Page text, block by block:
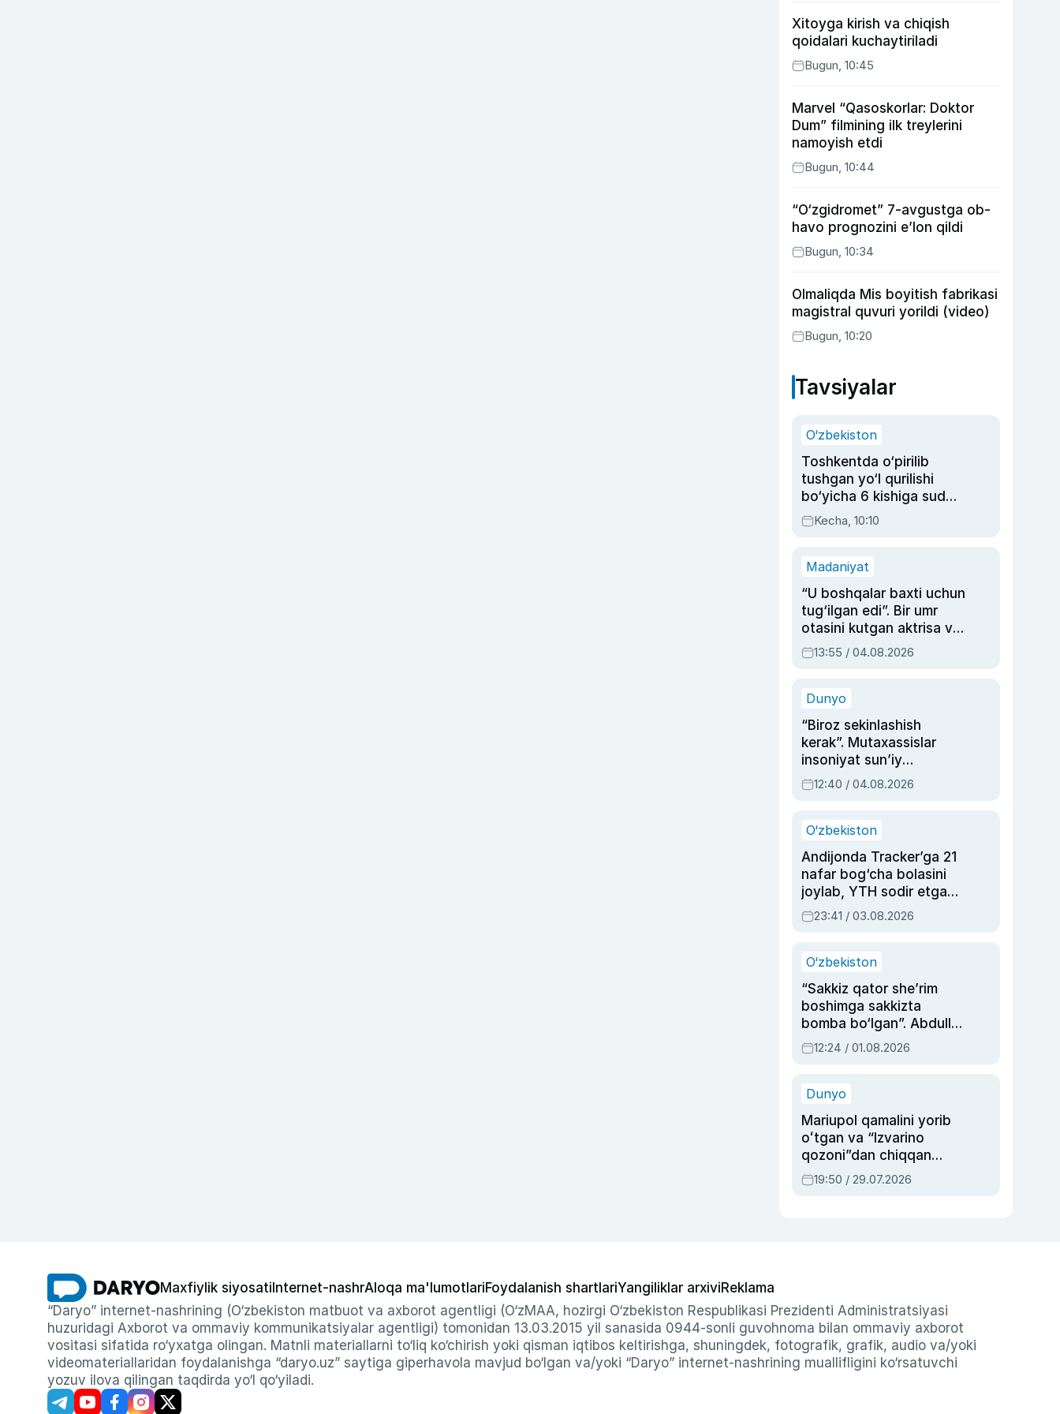
Xitoyga kirish va chiqish
qoidalari kuchaytiriladi
Bugun, 10:45
Marvel “Qasoskorlar: Doktor
Dum” filmining ilk treylerini
namoyish etdi
Bugun, 10:44
“O‘zgidromet” 7-avgustga ob-
havo prognozini e’lon qildi
Bugun, 10:34
Olmaliqda Mis boyitish fabrikasi
magistral quvuri yorildi (video)
Bugun, 10:20
Tavsiyalar
O‘zbekiston
Toshkentda o‘pirilib
tushgan yo‘l qurilishi
bo‘yicha 6 kishiga sud
hukmi o‘qildi
Kecha, 10:10
Madaniyat
“U boshqalar baxti uchun
tug‘ilgan edi”. Bir umr
otasini kutgan aktrisa va
dublyaj ustasi Rimma
Ahmedovaning
13:55 / 04.08.2026
Dunyo
“Biroz sekinlashish
kerak”. Mutaxassislar
insoniyat sun’iy
intellektni boshqara
olmay qolishidan xavotir
12:40 / 04.08.2026
O‘zbekiston
Andijonda Tracker’ga 21
nafar bog‘cha bolasini
joylab, YTH sodir etgan
ayolga sud hukmi o‘qildi
23:41 / 03.08.2026
O‘zbekiston
“Sakkiz qator she’rim
boshimga sakkizta
bomba bo‘lgan”. Abdulla
Oripovni siyosiy
ayblovlardan asrab
12:24 / 01.08.2026
Dunyo
Mariupol qamalini yorib
oʻtgan va “Izvarino
qozoni”dan chiqqan
qahramon — Ukraina
armiyasi bosh
19:50 / 29.07.2026
Maxfiylik siyosati Internet-nashrAloqa ma'lumotlariFoydalanish shartlariYangiliklar arxiviReklama
“Daryo” internet-nashrining (O‘zbekiston matbuot va axborot agentligi (O‘zMAA, hozirgi O‘zbekiston Respublikasi Prezidenti Administratsiyasi
huzuridagi Axborot va ommaviy kommunikatsiyalar agentligi) tomonidan 13.03.2015 yil sanasida 0944-sonli guvohnoma bilan ommaviy axborot
vositasi sifatida ro‘yxatga olingan. Matnli materiallarni to‘liq ko‘chirish yoki qisman iqtibos keltirishga, shuningdek, fotografik, grafik, audio va/yoki
videomateriallaridan foydalanishga “daryo.uz” saytiga giperhavola mavjud bo‘lgan va/yoki “Daryo” internet-nashrining muallifligini ko‘rsatuvchi
yozuv ilova qilingan taqdirda yo‘l qo‘yiladi.